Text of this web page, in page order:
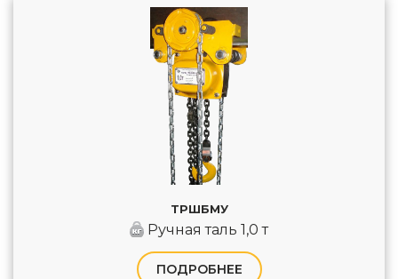
ТРШБМУ
Ручная таль 1,0 т
ПОДРОБНЕЕ